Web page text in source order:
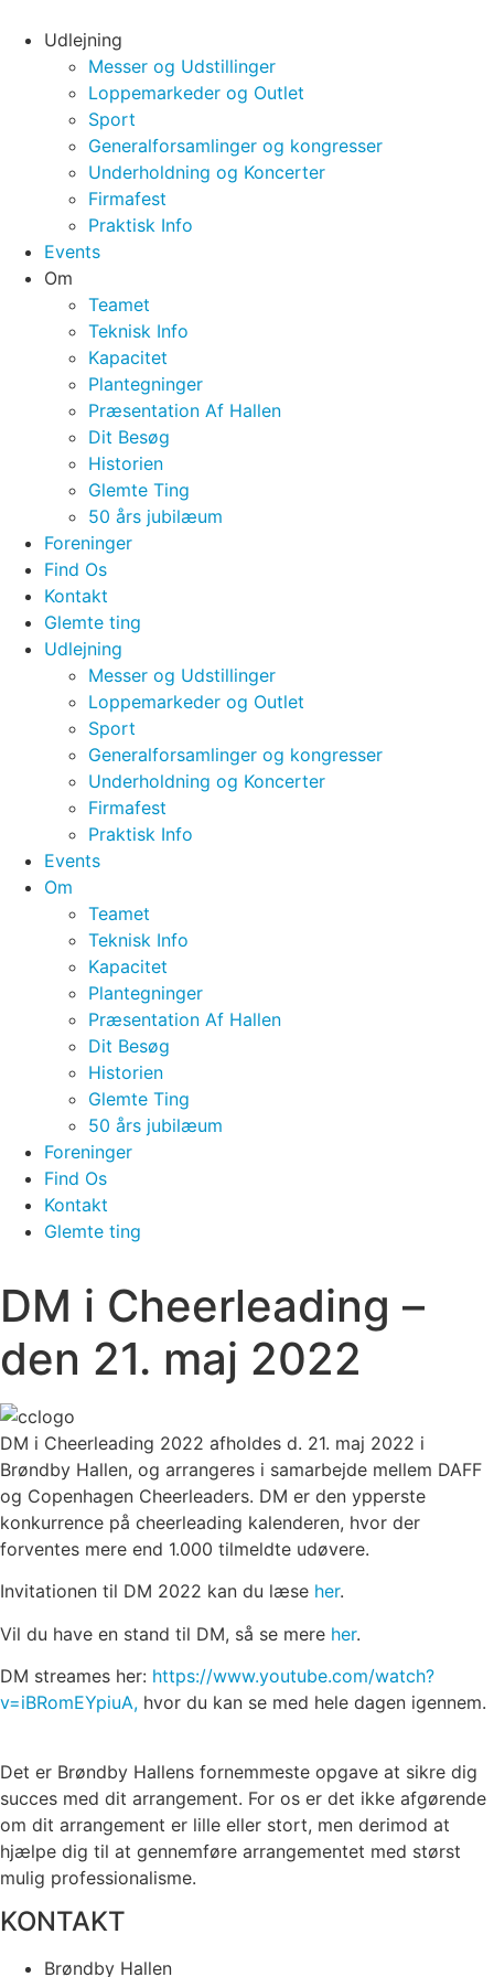
Udlejning
Messer og Udstillinger
Loppemarkeder og Outlet
Sport
Generalforsamlinger og kongresser
Underholdning og Koncerter
Firmafest
Praktisk Info
Events
Om
Teamet
Teknisk Info
Kapacitet
Plantegninger
Præsentation Af Hallen
Dit Besøg
Historien
Glemte Ting
50 års jubilæum
Foreninger
Find Os
Kontakt
Glemte ting
Udlejning
Messer og Udstillinger
Loppemarkeder og Outlet
Sport
Generalforsamlinger og kongresser
Underholdning og Koncerter
Firmafest
Praktisk Info
Events
Om
Teamet
Teknisk Info
Kapacitet
Plantegninger
Præsentation Af Hallen
Dit Besøg
Historien
Glemte Ting
50 års jubilæum
Foreninger
Find Os
Kontakt
Glemte ting
DM i Cheerleading –
den 21. maj 2022
DM i Cheerleading 2022 afholdes d. 21. maj 2022 i
Brøndby Hallen, og arrangeres i samarbejde mellem DAFF
og Copenhagen Cheerleaders. DM er den ypperste
konkurrence på cheerleading kalenderen, hvor der
forventes mere end 1.000 tilmeldte udøvere.
Invitationen til DM 2022 kan du læse her.
Vil du have en stand til DM, så se mere her.
DM streames her: https://www.youtube.com/watch?
v=iBRomEYpiuA, hvor du kan se med hele dagen igennem.
Det er Brøndby Hallens fornemmeste opgave at sikre dig
succes med dit arrangement. For os er det ikke afgørende
om dit arrangement er lille eller stort, men derimod at
hjælpe dig til at gennemføre arrangementet med størst
mulig professionalisme.
KONTAKT
Brøndby Hallen